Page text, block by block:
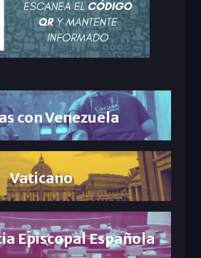
con Venezuela
Vaticano
Episcopal Española